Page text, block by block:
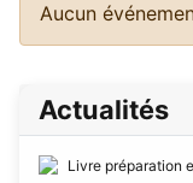
Aucun
Actualités